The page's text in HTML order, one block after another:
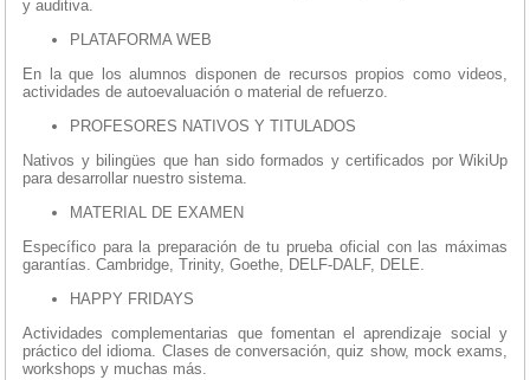
y auditiva.
PLATAFORMA WEB
En la que los alumnos disponen de recursos propios como videos,
actividades de autoevaluación o material de refuerzo.
PROFESORES NATIVOS Y TITULADOS
Nativos y bilingües que han sido formados y certificados por WikiUp
para desarrollar nuestro sistema.
MATERIAL DE EXAMEN
Específico para la preparación de tu prueba oficial con las máximas
garantías. Cambridge, Trinity, Goethe, DELF-DALF, DELE.
HAPPY FRIDAYS
Actividades complementarias que fomentan el aprendizaje social y
práctico del idioma. Clases de conversación, quiz show, mock exams,
workshops y muchas más.